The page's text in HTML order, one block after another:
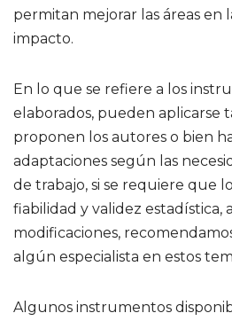
permitan mejorar las áreas en
impacto.
En lo que se refiere a los
elaborados, pueden aplicarse
proponen los autores o bien
adaptaciones según las
de trabajo, si se requiere que
fiabilidad y validez estadística,
modificaciones,
algún especialista en estos
Algunos instrumentos